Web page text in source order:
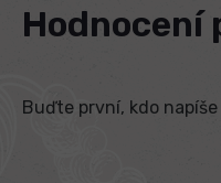
Hodnocení
Buďte první, kdo